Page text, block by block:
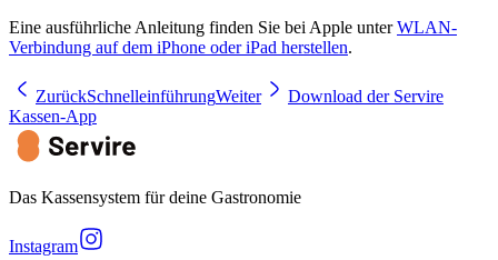
Eine ausführliche Anleitung finden Sie bei Apple unterWLAN-
Verbindung auf dem iPhone oder iPad herstellen.
ZurückSchnelleinführungWeiter
Download der Servire
Kassen-App
Das Kassensystem für deine Gastronomie
Instagram